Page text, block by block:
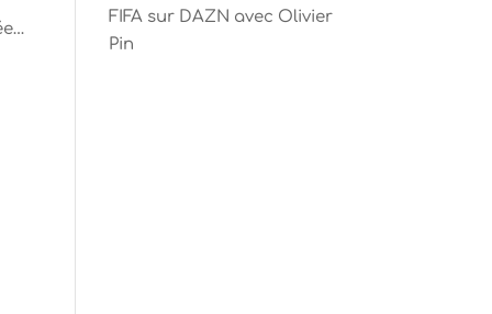
FIFA sur DAZN avec Olivier
Pin